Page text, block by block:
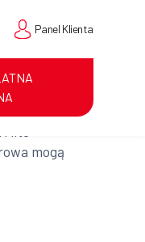
Panel Klienta
Alte
mogą